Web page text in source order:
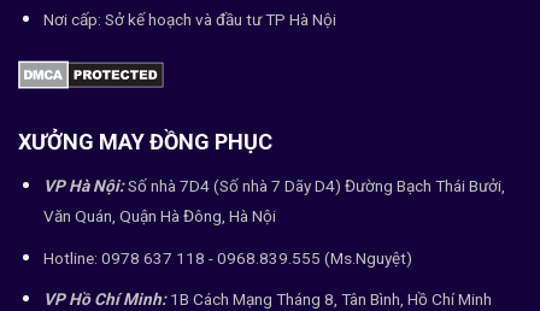
Nơi cấp: Sở kế hoạch và đầu tư TP Hà Nội
XƯỞNG MAY ĐỒNG PHỤC
VP Hà Nội:Số nhà 7D4 (Số nhà 7 Dãy D4) Đường Bạch Thái Bưởi,
Văn Quán, Quận Hà Đông, Hà Nội
Hotline: 0978 637 118 - 0968.839.555 (Ms.Nguyệt)
VP Hồ Chí Minh:1B Cách Mạng Tháng 8, Tân Bình, Hồ Chí Minh